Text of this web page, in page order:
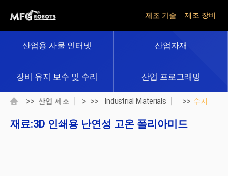
제조 기술 제조 장비
산업용 사물 인터넷 산업자재
장비 유지 보수 및 수리 산업 프로그래밍
>> 산업 제조 > >> Industrial Materials >> 수지
재료:3D 인쇄용 난연성 고온 폴리아미드